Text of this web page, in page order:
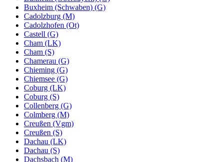
Buxheim (Schwaben) (G)
Cadolzburg (M)
Cadolzhofen (Ot)
Castell (G)
Cham (LK)
Cham (S)
Chamerau (G)
Chieming (G)
Chiemsee (G)
Coburg (LK)
Coburg (S)
Collenberg (G)
Colmberg (M)
Creußen (Vgm)
Creußen (S)
Dachau (LK)
Dachau (S)
Dachsbach (M)